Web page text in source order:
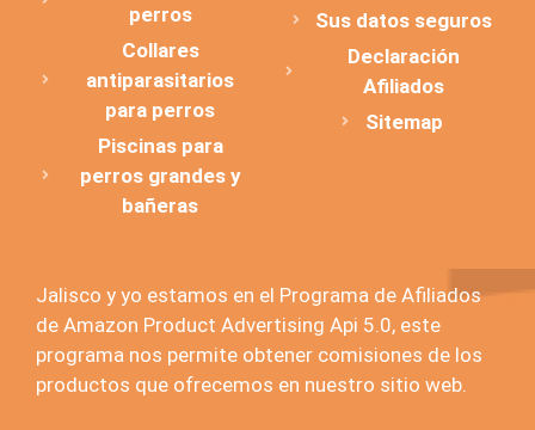
perros
Collares
antiparasitarios
para perros
Piscinas para
perros grandes y
bañeras
Sus datos seguros
Declaración
Afiliados
Sitemap
Jalisco y yo estamos en el Programa de Afiliados
de Amazon Product Advertising Api 5.0, este
programa nos permite obtener comisiones de los
productos que ofrecemos en nuestro sitio web.